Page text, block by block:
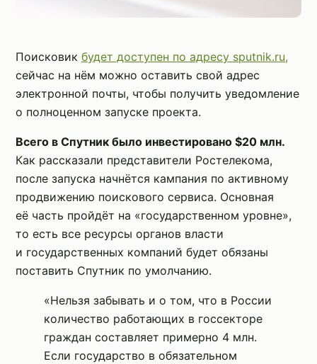
Поисковик будет доступен по адресу sputnik.ru,
сейчас на нём можно оставить свой адрес
электронной почты, чтобы получить уведомление
о полноценном запуске проекта.
Всего в Спутник было инвестировано $20 млн.
Как рассказали представители Ростелекома,
после запуска начнётся кампания по активному
продвижению поискового сервиса. Основная
её часть пройдёт на «государственном уровне»,
то есть все ресурсы органов власти
и государственных компаний будет обязаны
поставить Спутник по умолчанию.
«Нельзя забывать и о том, что в России
количество работающих в госсекторе
граждан составляет примерно 4 млн.
Если государство в обязательном